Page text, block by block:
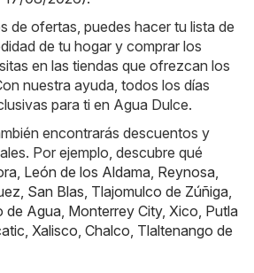
de ofertas, puedes hacer tu lista de
de tu hogar y comprar los
en las tiendas que ofrezcan los
nuestra ayuda, todos los días
para ti en Agua Dulce.
encontrarás descuentos y
Por ejemplo, descubre qué
, León de los Aldama, Reynosa,
, San Blas, Tlajomulco de Zúñiga,
de Agua, Monterrey City, Xico, Putla
, Xalisco, Chalco, Tlaltenango de